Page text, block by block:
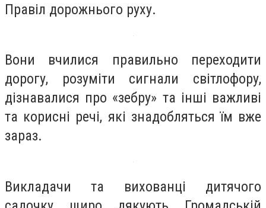
Правіл дорожнього руху.
Вони вчилися правильно переходити
дорогу, розуміти сигнали світлофору,
дізнавалися про «зебру» та інші важливі
та корисні речі, які знадобляться їм вже
зараз.
Викладачи та вихованці дитячого